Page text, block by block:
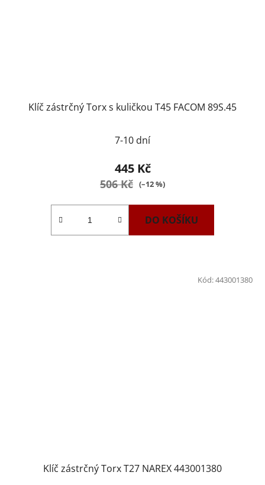
Klíč zástrčný Torx s kuličkou T45 FACOM 89S.45
7-10 dní
445 Kč
506 Kč (–12 %)
DO KOŠÍKU
Klíč zástrčný Torx T27 NAREX 443001380
Kód:443001380